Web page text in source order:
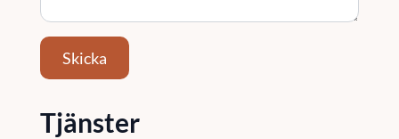
Skicka
Tjänster